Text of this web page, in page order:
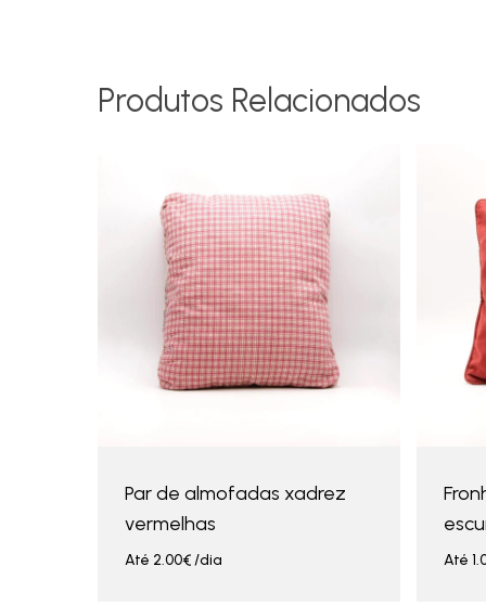
Produtos Relacionados
Par de almofadas xadrez
vermelhas
Até 2.00€/dia Até